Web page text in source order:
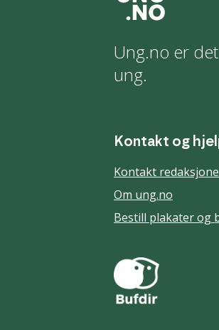
Ung.no er
ung.
Kontakt og
Kontakt
Om ung.no
Bestill plakater og